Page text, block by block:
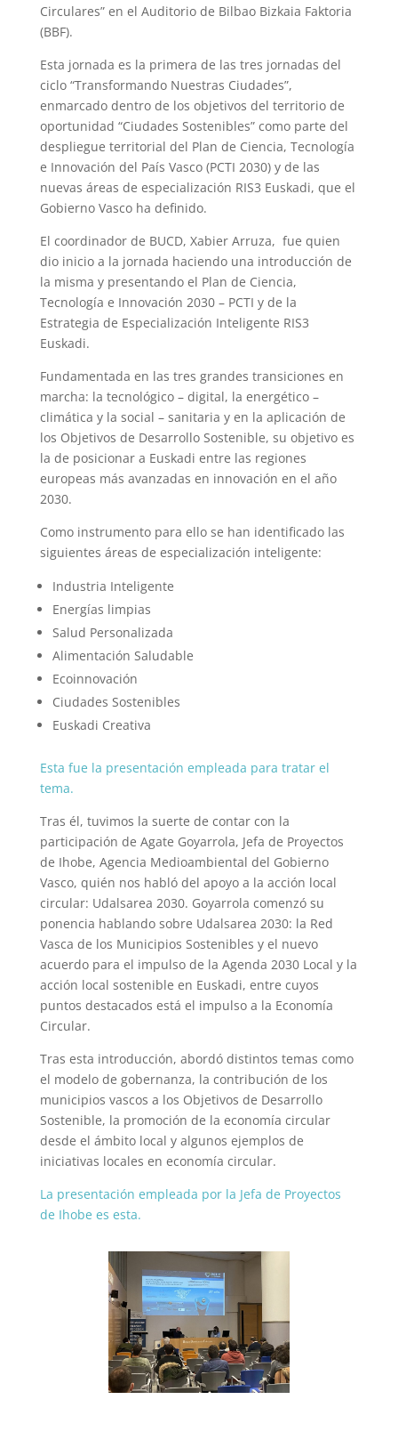
Circulares” en el Auditorio de Bilbao Bizkaia Faktoria
(BBF).
Esta jornada es la primera de las tres jornadas del
ciclo “Transformando Nuestras Ciudades”,
enmarcado dentro de los objetivos del territorio de
oportunidad “Ciudades Sostenibles” como parte del
despliegue territorial del Plan de Ciencia, Tecnología
e Innovación del País Vasco (PCTI 2030) y de las
nuevas áreas de especialización RIS3 Euskadi, que el
Gobierno Vasco ha definido.
El coordinador de BUCD, Xabier Arruza, fue quien
dio inicio a la jornada haciendo una introducción de
la misma y presentando el Plan de Ciencia,
Tecnología e Innovación 2030 – PCTI y de la
Estrategia de Especialización Inteligente RIS3
Euskadi.
Fundamentada en las tres grandes transiciones en
marcha: la tecnológico – digital, la energético –
climática y la social – sanitaria y en la aplicación de
los Objetivos de Desarrollo Sostenible, su objetivo es
la de posicionar a Euskadi entre las regiones
europeas más avanzadas en innovación en el año
2030.
Como instrumento para ello se han identificado las
siguientes áreas de especialización inteligente:
Industria Inteligente
Energías limpias
Salud Personalizada
Alimentación Saludable
Ecoinnovación
Ciudades Sostenibles
Euskadi Creativa
Esta fue la presentación empleada para tratar el
tema.
Tras él, tuvimos la suerte de contar con la
participación de Agate Goyarrola, Jefa de Proyectos
de Ihobe, Agencia Medioambiental del Gobierno
Vasco, quién nos habló del apoyo a la acción local
circular: Udalsarea 2030. Goyarrola comenzó su
ponencia hablando sobre Udalsarea 2030: la Red
Vasca de los Municipios Sostenibles y el nuevo
acuerdo para el impulso de la Agenda 2030 Local y la
acción local sostenible en Euskadi, entre cuyos
puntos destacados está el impulso a la Economía
Circular.
Tras esta introducción, abordó distintos temas como
el modelo de gobernanza, la contribución de los
municipios vascos a los Objetivos de Desarrollo
Sostenible, la promoción de la economía circular
desde el ámbito local y algunos ejemplos de
iniciativas locales en economía circular.
La presentación empleada por la Jefa de Proyectos
de Ihobe es esta.